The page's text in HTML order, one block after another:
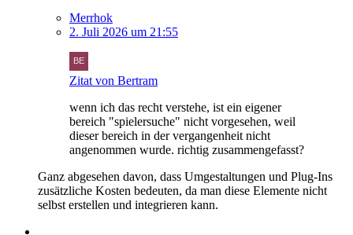
Merrhok
2. Juli 2026 um 21:55
Zitat von Bertram
wenn ich das recht verstehe, ist ein eigener
bereich "spielersuche" nicht vorgesehen, weil
dieser bereich in der vergangenheit nicht
angenommen wurde. richtig zusammengefasst?
Ganz abgesehen davon, dass Umgestaltungen und Plug-Ins
zusätzliche Kosten bedeuten, da man diese Elemente nicht
selbst erstellen und integrieren kann.